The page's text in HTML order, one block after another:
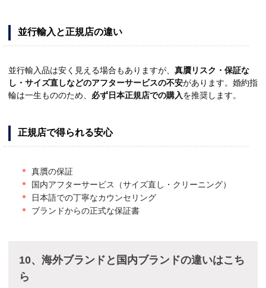
並行輸入と正規店の違い
並行輸入品は安く見える場合もありますが、 真贋リスク・保証な
し・サイズ直しなどのアフターサービスの不安があります。婚約指
輪は一生もののため、 必ず日本正規店での購入を推奨します。
正規店で得られる安心
真贋の保証
国内アフターサービス（サイズ直し・クリーニング）
日本語での丁寧なカウンセリング
ブランドからの正式な保証書
10、海外ブランドと国内ブランドの違いはこち
ら